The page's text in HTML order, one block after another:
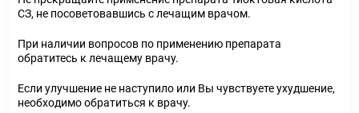
СЗ, не посоветовавшись с лечащим врачом.
При наличии вопросов по применению препарата
обратитесь к лечащему врачу.
Если улучшение не наступило или Вы чувствуете ухудшение,
необходимо обратиться к врачу.